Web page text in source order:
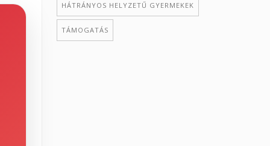
HÁTRÁNYOS HELYZETŰ GYERMEKEK
TÁMOGATÁS